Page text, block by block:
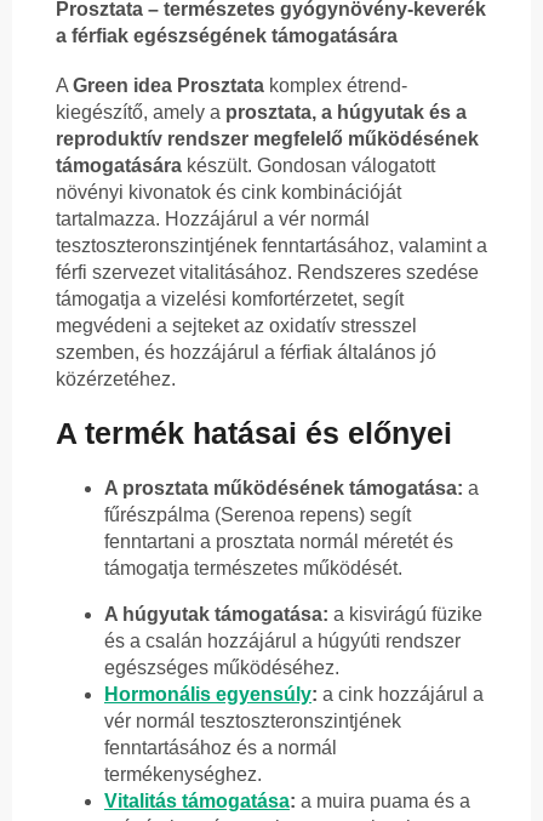
Prosztata – természetes gyógynövény-keverék
a férfiak egészségének támogatására
A Green idea Prosztata komplex étrend-
kiegészítő, amely a prosztata, a húgyutak és a
reproduktív rendszer megfelelő működésének
támogatására készült. Gondosan válogatott
növényi kivonatok és cink kombinációját
tartalmazza. Hozzájárul a vér normál
tesztoszteronszintjének fenntartásához, valamint a
férfi szervezet vitalitásához. Rendszeres szedése
támogatja a vizelési komfortérzetet, segít
megvédeni a sejteket az oxidatív stresszel
szemben, és hozzájárul a férfiak általános jó
közérzetéhez.
A termék hatásai és előnyei
A prosztata működésének támogatása: a
fűrészpálma (Serenoa repens) segít
fenntartani a prosztata normál méretét és
támogatja természetes működését.
A húgyutak támogatása: a kisvirágú füzike
és a csalán hozzájárul a húgyúti rendszer
egészséges működéséhez.
Hormonális egyensúly: a cink hozzájárul a
vér normál tesztoszteronszintjének
fenntartásához és a normál
termékenységhez.
Vitalitás támogatása: a muira puama és a